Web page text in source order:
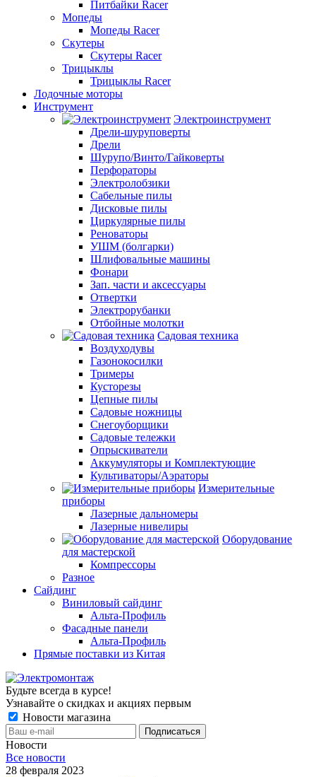
Питбайки Racer
Мопеды
Мопеды Racer
Скутеры
Скутеры Racer
Трицыклы
Трицыклы Racer
Лодочные моторы
Инструмент
Электроинструмент
Дрели-шуруповерты
Дрели
Шурупо/Винто/Гайковерты
Перфораторы
Электролобзики
Сабельные пилы
Дисковые пилы
Циркулярные пилы
Реноваторы
УШМ (болгарки)
Шлифовальные машины
Фонари
Зап. части и аксессуары
Отвертки
Электрорубанки
Отбойные молотки
Садовая техника
Воздуходувы
Газонокосилки
Тримеры
Кусторезы
Цепные пилы
Садовые ножницы
Снегоуборщики
Садовые тележки
Опрыскиватели
Аккумуляторы и Комплектующие
Культиваторы/Аэраторы
Измерительные
приборы
Лазерные дальномеры
Лазерные нивелиры
Оборудование
для мастерской
Компрессоры
Разное
Сайдинг
Виниловый сайдинг
Альта-Профиль
Фасадные панели
Альта-Профиль
Прямые поставки из Китая
Будьте всегда в курсе!
Узнавайте о скидках и акциях первым
Новости магазина
Новости
Все новости
28 февраля 2023